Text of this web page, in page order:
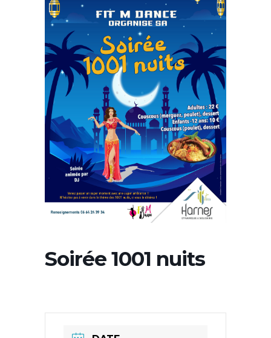
Soirée 1001 nuits